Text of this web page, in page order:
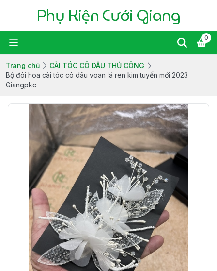
Phụ Kiện Cưới Giang
0
Trang chủ
CÀI TÓC CÔ DÂU THỦ CÔNG
Bộ đôi hoa cài tóc cô dâu voan lá ren kim tuyến mới 2023
Giangpkc